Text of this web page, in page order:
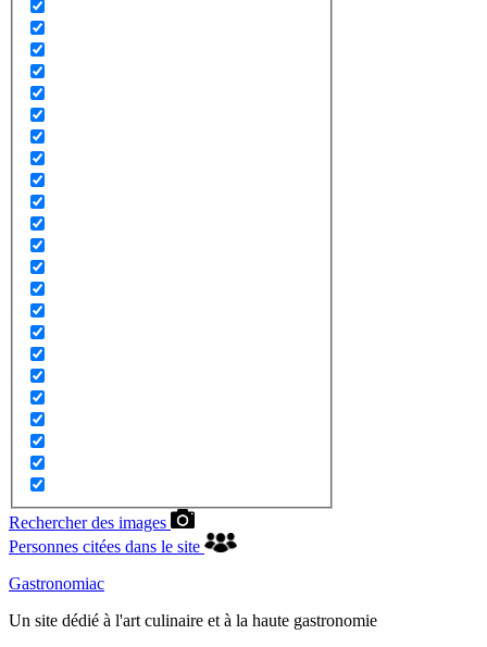
Rechercher des images
Personnes citées dans le site
Gastronomiac
Un site dédié à l'art culinaire et à la haute gastronomie